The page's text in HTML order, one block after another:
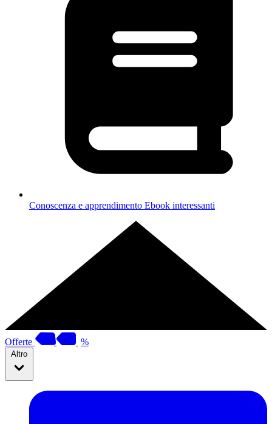
Conoscenza e apprendimento Ebook interessanti
Offerte %
Altro